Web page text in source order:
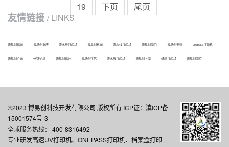
19
下页 尾页
友情链接 / LINKS
博易创福州 博易创重庆 流水线打印机 博易创杭州 流水线打印机 博易创海口 博易创天津 onepass打印机
博易创广州 外链论坛 博易创福州 博易创江苏 流水线打印机 博易创上海 纸箱打印机 博易创南京
©2023 博易创科技开发有限公司 版权所有 ICP证：滇ICP备
15001574号-3
全球服务热线： 400-8316492
专业研发高速UV打印机、ONEPASS打印机、档案盒打印